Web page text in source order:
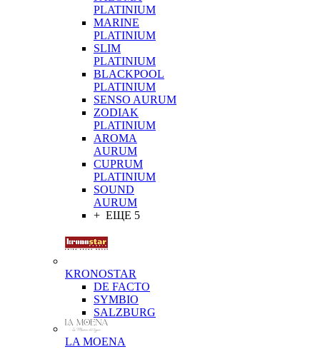
PLATINIUM
MARINE
PLATINIUM
SLIM
PLATINIUM
BLACKPOOL
PLATINIUM
SENSO AURUM
ZODIAK
PLATINIUM
AROMA
AURUM
CUPRUM
PLATINIUM
SOUND
AURUM
+ ЕЩЕ 5
KRONOSTAR
DE FACTO
SYMBIO
SALZBURG
LA MOENA